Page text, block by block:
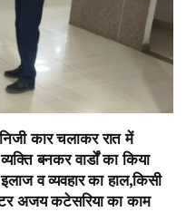
कार चलाकर रात में
बनकर वार्डों का किया
व व्यवहार का हाल,किसी
अजय कटेसरिया का काम